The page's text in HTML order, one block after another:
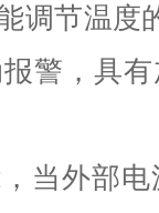
调节温度
警，具
当外部